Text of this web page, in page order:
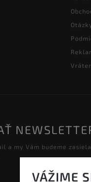
VÁŽIME
a my Vám budeme